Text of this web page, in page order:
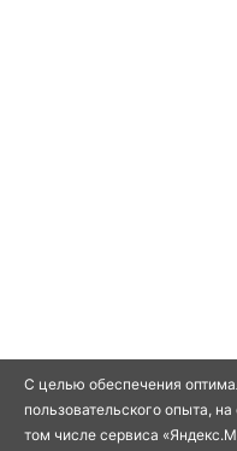
С целью обеспечения
пользовательского опыта,
том числе сервиса